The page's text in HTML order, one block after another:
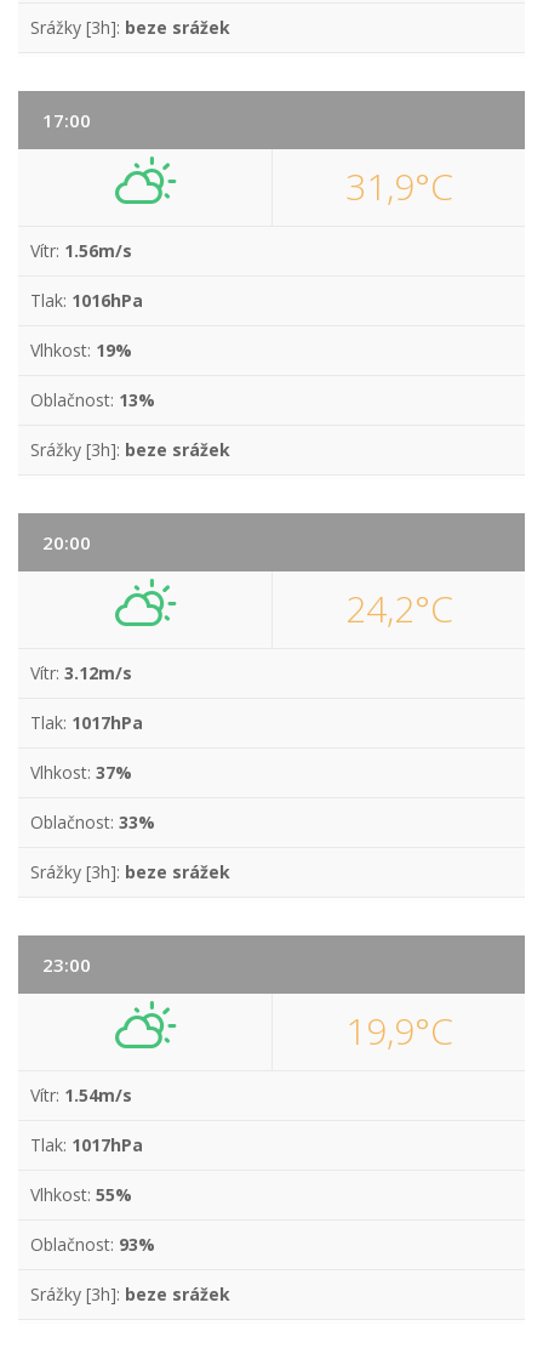
Srážky [3h]: beze srážek
17:00
31,9°C
Vítr: 1.56m/s
Tlak: 1016hPa
Vlhkost: 19%
Oblačnost: 13%
Srážky [3h]: beze srážek
20:00
24,2°C
Vítr: 3.12m/s
Tlak: 1017hPa
Vlhkost: 37%
Oblačnost: 33%
Srážky [3h]: beze srážek
23:00
19,9°C
Vítr: 1.54m/s
Tlak: 1017hPa
Vlhkost: 55%
Oblačnost: 93%
Srážky [3h]: beze srážek